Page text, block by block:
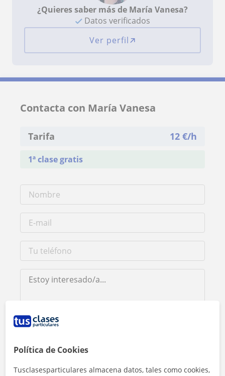
¿Quieres saber más de María Vanesa?
Datos verificados
Ver perfil
Contacta con María Vanesa
Tarifa 12 €/h
1ª clase gratis
Política de Cookies
Tusclasesparticulares almacena datos, tales como cookies,